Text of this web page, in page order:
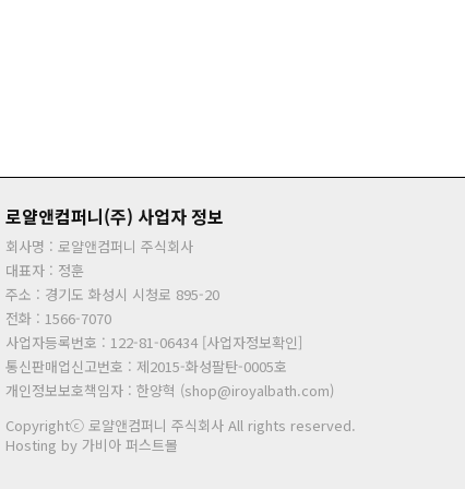
로얄앤컴퍼니(주) 사업자 정보
회사명 : 로얄앤컴퍼니 주식회사
대표자 : 정훈
주소 : 경기도 화성시 시청로 895-20
전화 : 1566-7070
사업자등록번호 : 122-81-06434 [사업자정보확인]
통신판매업신고번호 : 제2015-화성팔탄-0005호
개인정보보호책임자 : 한양혁 (shop@iroyalbath.com)
Copyrightⓒ 로얄앤컴퍼니 주식회사 All rights reserved.
Hosting by 가비아 퍼스트몰